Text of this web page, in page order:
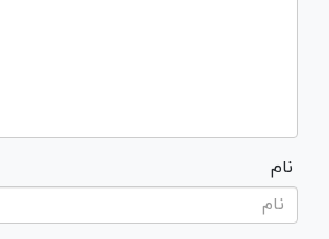
نام